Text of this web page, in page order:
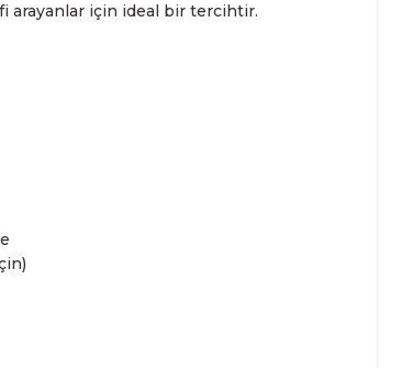
arayanlar için ideal bir tercihtir.